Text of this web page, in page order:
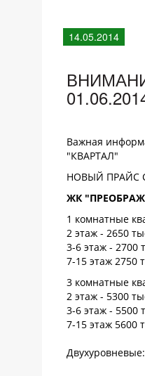
14.05.2014
Важная
"КВАРТАЛ"
НОВЫЙ ПРАЙС
ЖК
1 комнатные
2 этаж - 2650
3-6 этаж - 2700
7-15 этаж 2750
3 комнатные
2 этаж - 5300
3-6 этаж - 5500
7-15 этаж 5600
Двухуровневые: